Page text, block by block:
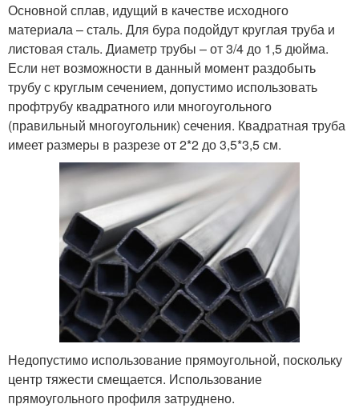
Основной сплав, идущий в качестве исходного
материала – сталь. Для бура подойдут круглая труба и
листовая сталь. Диаметр трубы – от 3/4 до 1,5 дюйма.
Если нет возможности в данный момент раздобыть
трубу с круглым сечением, допустимо использовать
профтрубу квадратного или многоугольного
(правильный многоугольник) сечения. Квадратная труба
имеет размеры в разрезе от 2*2 до 3,5*3,5 см.
Недопустимо использование прямоугольной, поскольку
центр тяжести смещается. Использование
прямоугольного профиля затруднено.